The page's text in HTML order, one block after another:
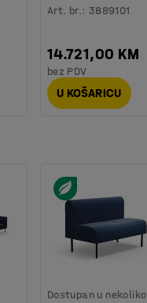
Art. br.: 3889101
14.721,00 KM
bez PDV
U KOŠARICU
Dostupan u nekoliko